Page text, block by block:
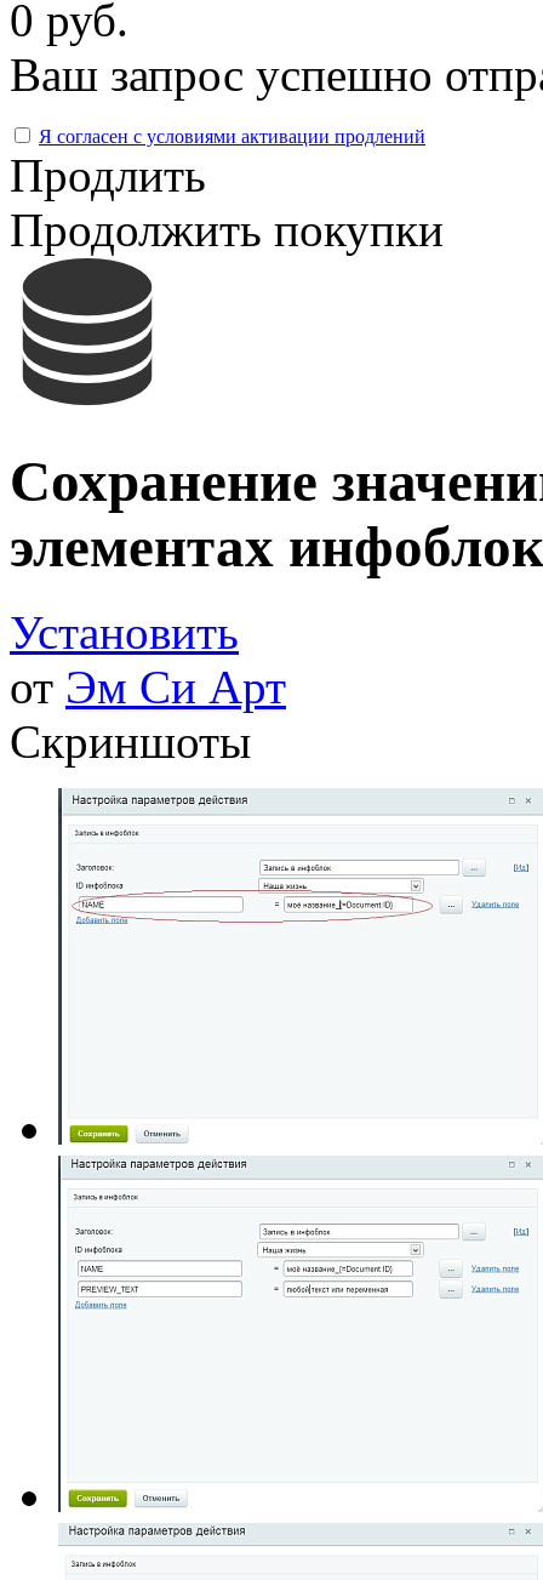
0 руб.
Ваш запрос успешно
Я согласен с условиями активации продлений
Продлить
Продолжить покупки
Сохранение
элементах
Установить
от Эм Си Арт
Скриншоты